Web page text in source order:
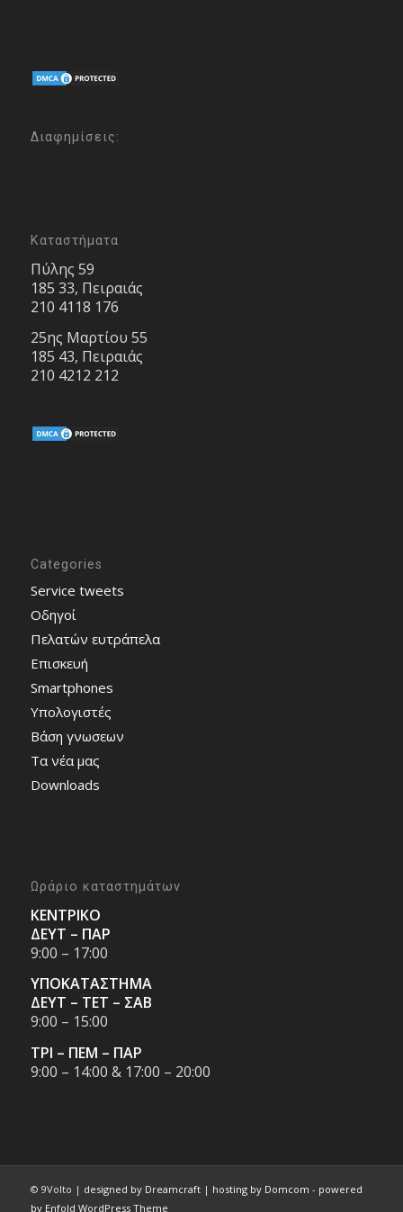
Διαφημίσεις:
Καταστήματα
Πύλης 59
185 33, Πειραιάς
210 4118 176
25ης Μαρτίου 55
185 43, Πειραιάς
210 4212 212
Categories
Service tweets
Οδηγοί
Πελατών ευτράπελα
Επισκευή
Smartphones
Υπολογιστές
Bάση γνωσεων
Τα νέα μας
Downloads
Ωράριο καταστημάτων
ΚΕΝΤΡΙΚΟ
ΔΕΥΤ – ΠΑΡ
9:00 – 17:00
ΥΠΟΚΑΤΑΣΤΗΜΑ
ΔΕΥΤ – ΤΕΤ – ΣΑΒ
9:00 – 15:00
ΤΡΙ – ΠΕΜ – ΠΑΡ
9:00 – 14:00 & 17:00 – 20:00
© 9Volto | designed by Dreamcraft| hosting by Domcom - powered
by Enfold WordPress Theme